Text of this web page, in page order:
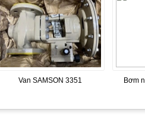
Van SAMSON 3351
Bơm